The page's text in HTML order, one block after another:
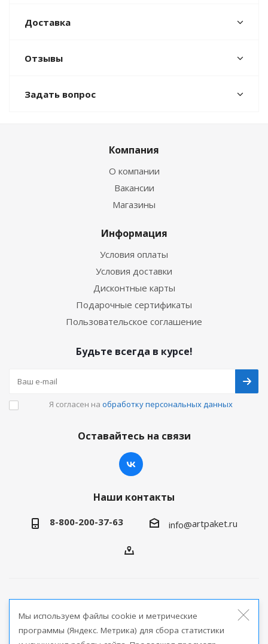
Доставка
Отзывы
Задать вопрос
Компания
О компании
Вакансии
Магазины
Информация
Условия оплаты
Условия доставки
Дисконтные карты
Подарочные сертификаты
Пользовательское соглашение
Будьте всегда в курсе!
Я согласен на обработку персональных данных
Оставайтесь на связи
Наши контакты
8-800-200-37-63 info@artpaket.ru
продукции
Мы используем файлы cookie и метрические
программы (Яндекс. Метрика) для сбора статистики